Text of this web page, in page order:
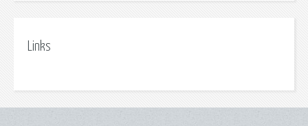
Links